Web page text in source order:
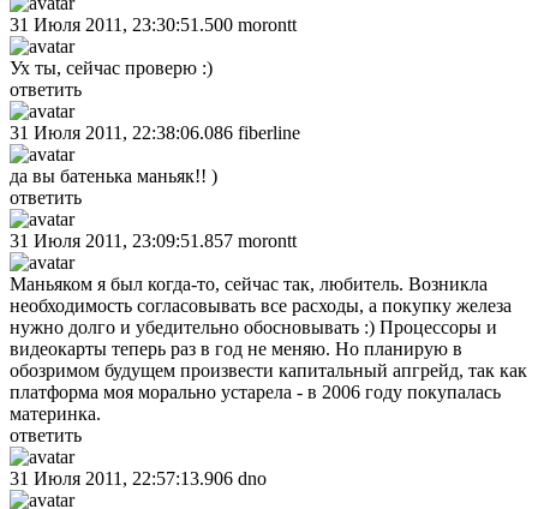
31 Июля 2011, 23:30:51.500 morontt
Ух ты, сейчас проверю :)
ответить
31 Июля 2011, 22:38:06.086 fiberline
да вы батенька маньяк!! )
ответить
31 Июля 2011, 23:09:51.857 morontt
Маньяком я был когда-то, сейчас так, любитель. Возникла
необходимость согласовывать все расходы, а покупку железа
нужно долго и убедительно обосновывать :) Процессоры и
видеокарты теперь раз в год не меняю. Но планирую в
обозримом будущем произвести капитальный апгрейд, так как
платформа моя морально устарела - в 2006 году покупалась
материнка.
ответить
31 Июля 2011, 22:57:13.906 dno